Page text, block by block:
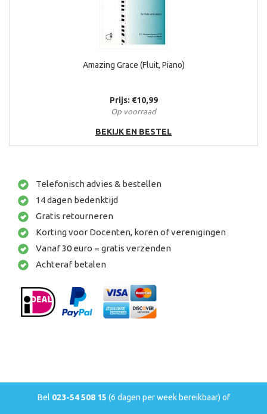
Amazing Grace (Fluit, Piano)
Prijs: €10,99
Op voorraad
BEKIJK EN BESTEL
Telefonisch advies & bestellen
14 dagen bedenktijd
Gratis retourneren
Korting voor Docenten, koren of verenigingen
Vanaf 30 euro = gratis verzenden
Achteraf betalen
Bel 023-54 508 15 (6 dagen per week bereikbaar) of